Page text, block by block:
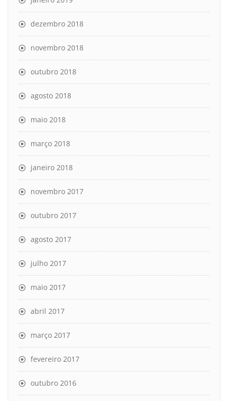
dezembro 2018
novembro 2018
outubro 2018
agosto 2018
maio 2018
março 2018
janeiro 2018
novembro 2017
outubro 2017
agosto 2017
julho 2017
maio 2017
abril 2017
março 2017
fevereiro 2017
outubro 2016